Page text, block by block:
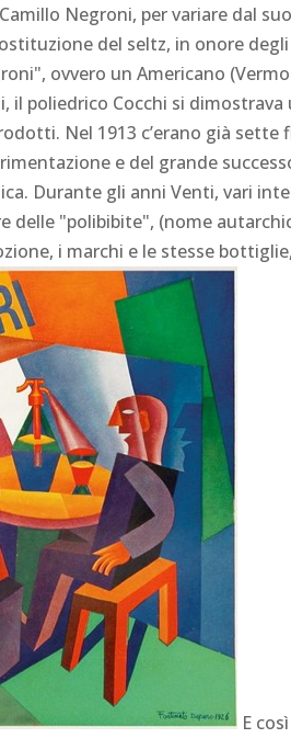
Negroni, per variare dal
del seltz, in onore
ovvero un Americano
poliedrico Cocchi si
Nel 1913 c’erano già sette
e del grande
Durante gli anni Venti, vari
"polibibite", (nome
i marchi e le stesse
E